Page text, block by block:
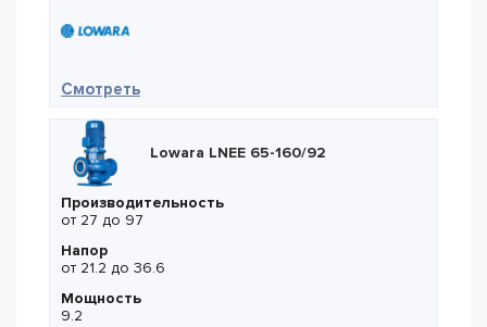
Смотреть— Lowara LNEE 100-160/110
Lowara LNEE 65-160/92
Производительность
от 27 до 97
Напор
от 21.2 до 36.6
Мощность
9.2